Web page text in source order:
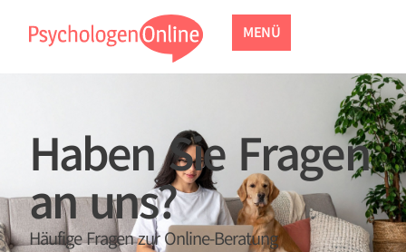
MENÜ
Haben Sie Fragen
an uns?
Häufige Fragen zur Online-Beratung